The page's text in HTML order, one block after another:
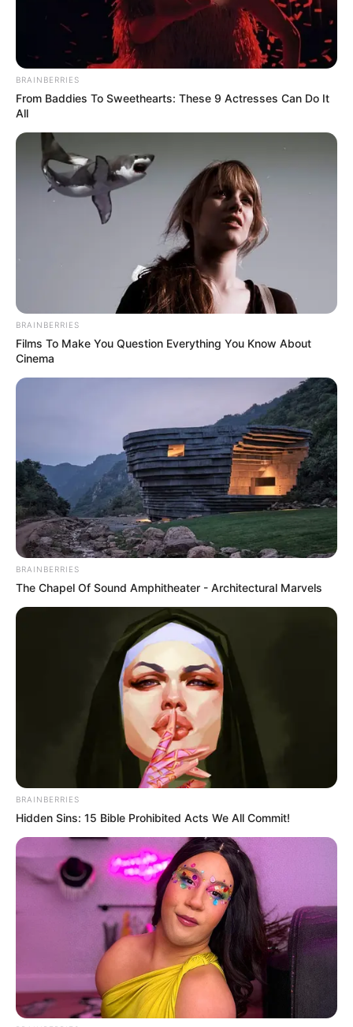
วันนี้จะเจอพวกหน้าไหว้หลังหลอก นำเราไปนินทาใน
ทางเสียหาย ความรักระวังจะเจอปัญหาเรื่องมือที่
สาม คนมีโรคประจำตัวมีเกณฑ์ล้มป่วยได้ ความโชค
ดีของชะตาในวันนี้คือ ลาภลอย หรือได้เงินจากการ
คนวันพฤหัสบดี
ไพ่ประจำวันของท่านในวันนี้ ไพ่กิเลส
ระวังโดนหลอกเพราะความโลภ งดลงทุน หรือเชื่อใจ
ใครในวันนี้ ความรักต้องดูกันนานๆอย่าใจร้อน ระวัง
เจอรักฉาบฉวย การเงินจะหมดไปกับความอยากได้
อยากมี บางคนถูกหลอกให้เสียเงินเพราะคำพูด
คนวันศุกร์
ไพ่ประจำวันของท่านในวันนี้ คือ ไพ่วงเวียนชีวิต
วิถีชีวิตดำเนินไปในรูปแบบเดิมๆ ไม่มีอะไรน่าตื่นเต้น
บางท่านอาจกังวลเรื่องครอบครัว การเจ็บป่วย หรือไม่
ก็เรื่องค่าใช้จ่ายภายในครอบครัว คู่รักมีเกณฑ์ได้รับ
ดีเรื่องท้อง หรือตกลงใช้ชีวิตร่วมกัน
ไพ่ประจำวันของท่านในวันนี้ คือ ไพ่ช่วยเหลือ
BRAINBERRIES
From Baddies To Sweethearts: These 9 Actresses Can Do It
All
BRAINBERRIES
Films To Make You Question Everything You Know About
Cinema
BRAINBERRIES
The Chapel Of Sound Amphitheater - Architectural Marvels
BRAINBERRIES
Hidden Sins: 15 Bible Prohibited Acts We All Commit!